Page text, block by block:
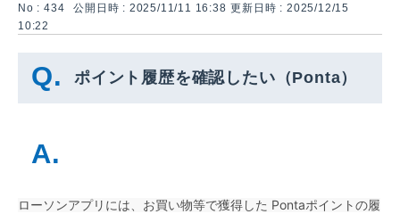
No : 434
公開日時 : 2025/11/11 16:38 更新日時 : 2025/12/15
10:22
ポイント履歴を確認したい（Ponta）
ローソンアプリには、お買い物等で獲得した Pontaポイントの履